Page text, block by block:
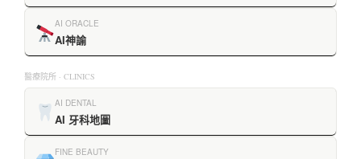
AI ORACLE
AI神諭
醫療院所 · CLINICS
AI DENTAL
AI 牙科地圖
FINE BEAUTY